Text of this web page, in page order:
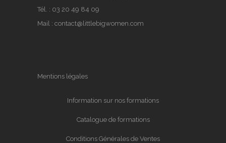
Tél. : 03 20 49 84 09
Mail : contact@littlebigwomen.com
Mentions légales
Information sur nos formations
Catalogue de formations
Conditions Générales de Ventes